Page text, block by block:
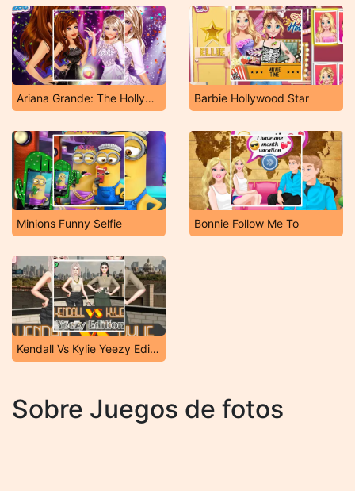
Ariana Grande: The Hollywood Way Barbie Hollywood Star
Minions Funny Selfie Bonnie Follow Me To
Kendall Vs Kylie Yeezy Edition
Sobre Juegos de fotos